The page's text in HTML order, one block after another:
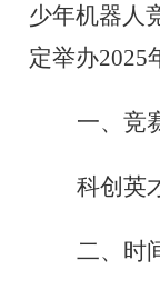
少年机器人
定举办2025
一、竞
科创英
二、时